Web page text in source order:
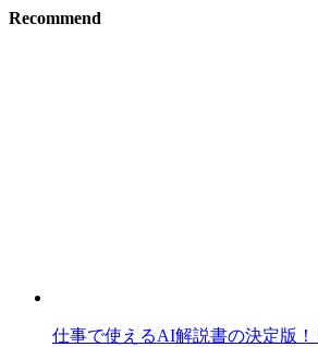
Recommend
仕事で使えるAI解説書の決定版！